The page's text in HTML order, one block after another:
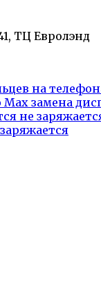
ТЦ Евролэнд
на
замена
не